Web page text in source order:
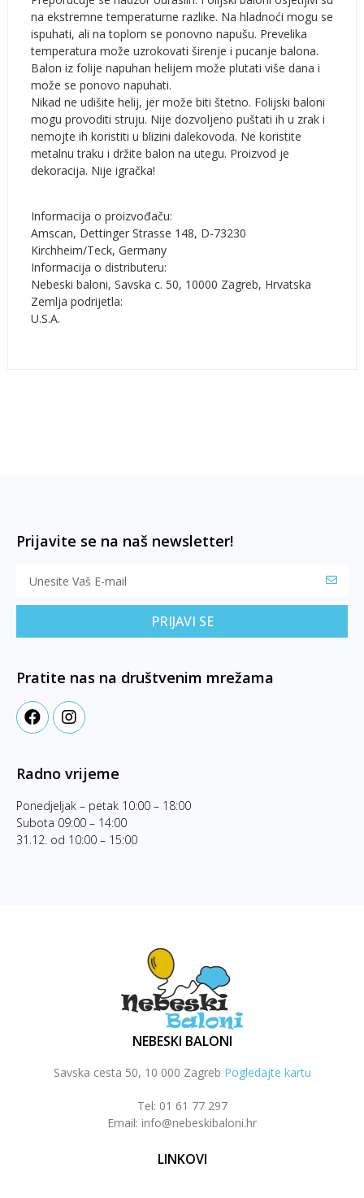
na ekstremne temperaturne razlike. Na hladnoći mogu se
ispuhati, ali na toplom se ponovno napušu. Prevelika
temperatura može uzrokovati širenje i pucanje balona.
Balon iz folije napuhan helijem može plutati više dana i
može se ponovo napuhati.
Nikad ne udišite helij, jer može biti štetno. Folijski baloni
mogu provoditi struju. Nije dozvoljeno puštati ih u zrak i
nemojte ih koristiti u blizini dalekovoda. Ne koristite
metalnu traku i držite balon na utegu. Proizvod je
dekoracija. Nije igračka!
Informacija o proizvođaču:
Amscan, Dettinger Strasse 148, D-73230
Kirchheim/Teck, Germany
Informacija o distributeru:
Nebeski baloni, Savska c. 50, 10000 Zagreb, Hrvatska
Zemlja podrijetla:
U.S.A.
Prijavite se na naš newsletter!
PRIJAVI SE
Pratite nas na društvenim mrežama
Radno vrijeme
Ponedjeljak – petak 10:00 – 18:00
Subota 09:00 – 14:00
31.12. od 10:00 – 15:00
NEBESKI BALONI
Savska cesta 50, 10 000 Zagreb Pogledajte kartu
Tel: 01 61 77 297
Email: info@nebeskibaloni.hr
LINKOVI